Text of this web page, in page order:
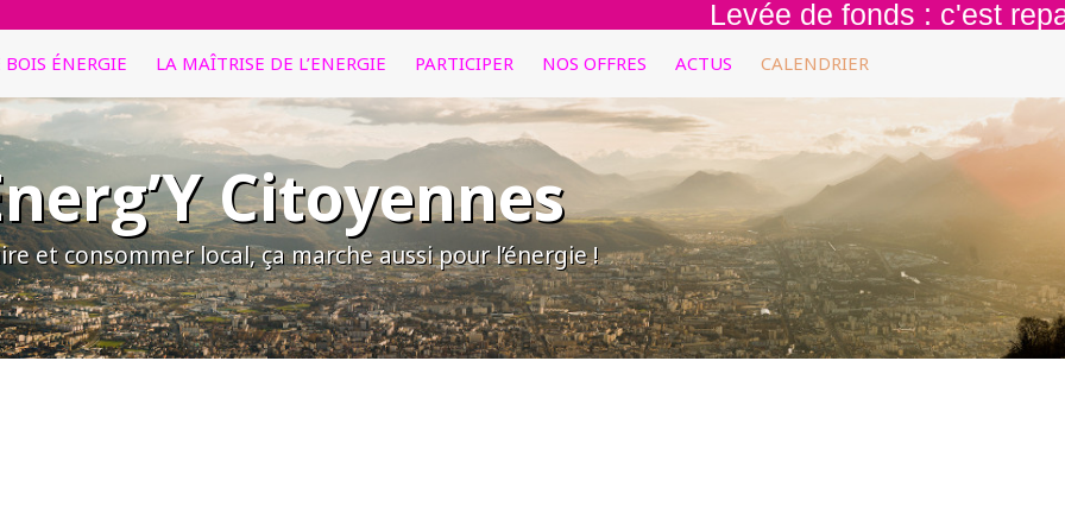
Levée de fonds : c'est reparti
BOIS ÉNERGIE LA MAÎTRISE DE L’ENERGIE PARTICIPER NOS OFFRES ACTUS CALENDRIER
Citoyennes
et consommer local, ça marche aussi pour l’énergie !